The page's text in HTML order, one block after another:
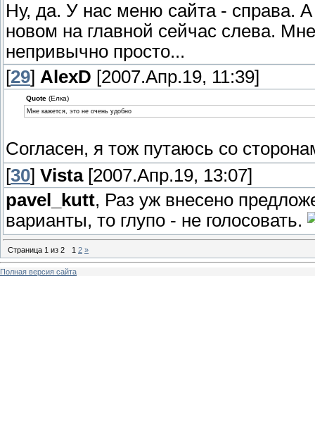
Ну, да. У нас меню сайта - справа.
новом на главной сейчас слева.
непривычно просто...
[29] AlexD [2007.Апр.19, 11:39]
Quote(Елка)
Мне кажется, это не очень удобно
Согласен, я тож путаюсь со
[30] Vista[2007.Апр.19, 13:07]
pavel_kutt, Раз уж внесено
варианты, то глупо - не голосовать.
Страница 1 из 2 1 2 »
Полная версия сайта